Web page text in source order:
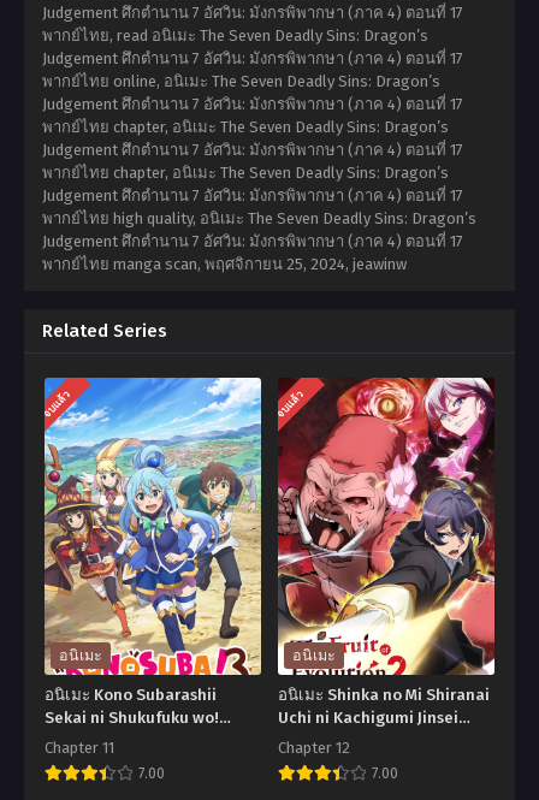
Judgement ศึกตำนาน 7 อัศวิน: มังกรพิพากษา (ภาค 4) ตอนที่ 17
พากย์ไทย, read อนิเมะ The Seven Deadly Sins: Dragon’s
Judgement ศึกตำนาน 7 อัศวิน: มังกรพิพากษา (ภาค 4) ตอนที่ 17
พากย์ไทย online, อนิเมะ The Seven Deadly Sins: Dragon’s
Judgement ศึกตำนาน 7 อัศวิน: มังกรพิพากษา (ภาค 4) ตอนที่ 17
พากย์ไทย chapter, อนิเมะ The Seven Deadly Sins: Dragon’s
Judgement ศึกตำนาน 7 อัศวิน: มังกรพิพากษา (ภาค 4) ตอนที่ 17
พากย์ไทย chapter, อนิเมะ The Seven Deadly Sins: Dragon’s
Judgement ศึกตำนาน 7 อัศวิน: มังกรพิพากษา (ภาค 4) ตอนที่ 17
พากย์ไทย high quality, อนิเมะ The Seven Deadly Sins: Dragon’s
Judgement ศึกตำนาน 7 อัศวิน: มังกรพิพากษา (ภาค 4) ตอนที่ 17
พากย์ไทย manga scan, พฤศจิกายน 25, 2024, jeawinw
Related Series
จบแล้ว
อนิเมะ
อนิเมะ Kono Subarashii
Sekai ni Shukufuku wo!
Season 3 ขอให้โชคดีมีชัยใน
โลกแฟนตาซี ภาค3 ตอนที่1-11
พากย์ไทย+ซับไทย
Chapter 11
7.00
จบแล้ว
อนิเมะ
อนิเมะ Shinka no Mi Shiranai
Uchi ni Kachigumi Jinsei
Season 2 ผลไม้วิวัฒนาการ
ชีวิตผู้ชนะแบบไม่ทันตั้งตัว ภาค
2 ตอนที่1-12 ซับไทย
Chapter 12
7.00